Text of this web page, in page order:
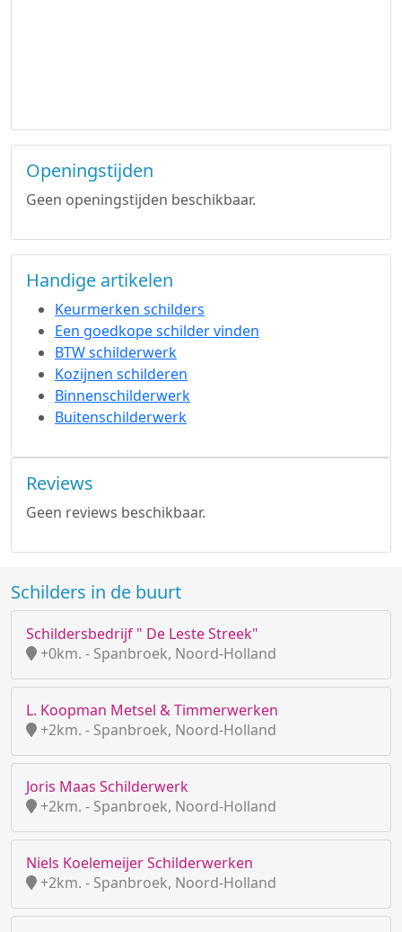
Openingstijden
Geen openingstijden beschikbaar.
Handige artikelen
Keurmerken schilders
Een goedkope schilder vinden
BTW schilderwerk
Kozijnen schilderen
Binnenschilderwerk
Buitenschilderwerk
Reviews
Geen reviews beschikbaar.
Schilders in de buurt
Schildersbedrijf " De Leste Streek"
+0km. - Spanbroek, Noord-Holland
L. Koopman Metsel & Timmerwerken
+2km. - Spanbroek, Noord-Holland
Joris Maas Schilderwerk
+2km. - Spanbroek, Noord-Holland
Niels Koelemeijer Schilderwerken
+2km. - Spanbroek, Noord-Holland